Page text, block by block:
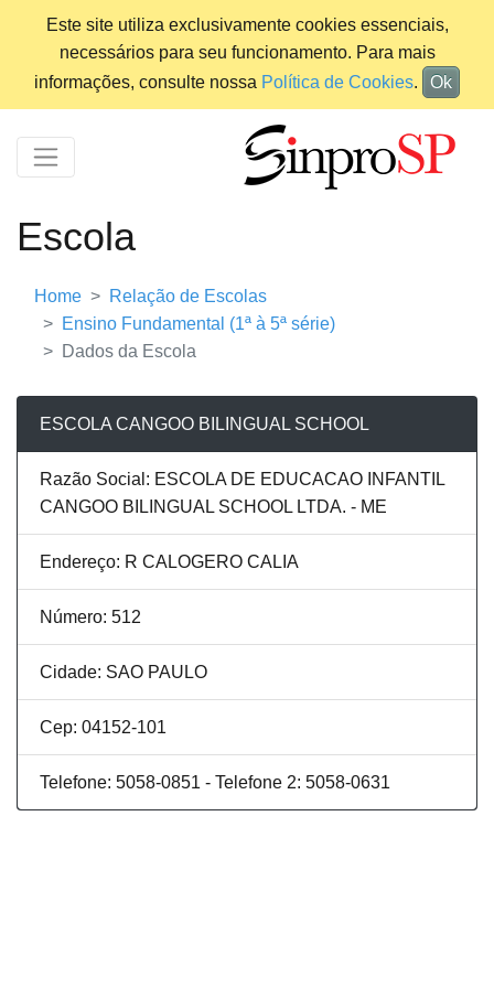
Este site utiliza exclusivamente cookies essenciais,
necessários para seu funcionamento. Para mais
informações, consulte nossa Política de Cookies. Ok
Escola
Home
Relação de Escolas
Ensino Fundamental (1ª à 5ª série)
Dados da Escola
ESCOLA CANGOO BILINGUAL SCHOOL
Razão Social: ESCOLA DE EDUCACAO INFANTIL
CANGOO BILINGUAL SCHOOL LTDA. - ME
Endereço: R CALOGERO CALIA
Número: 512
Cidade: SAO PAULO
Cep: 04152-101
Telefone: 5058-0851 - Telefone 2: 5058-0631